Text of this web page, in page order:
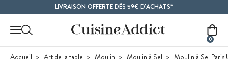
LIVRAISON OFFERTE DÈS 59€ D'ACHATS*
0
Accueil Art de la table Moulin Moulin à Sel Moulin à Sel Paris